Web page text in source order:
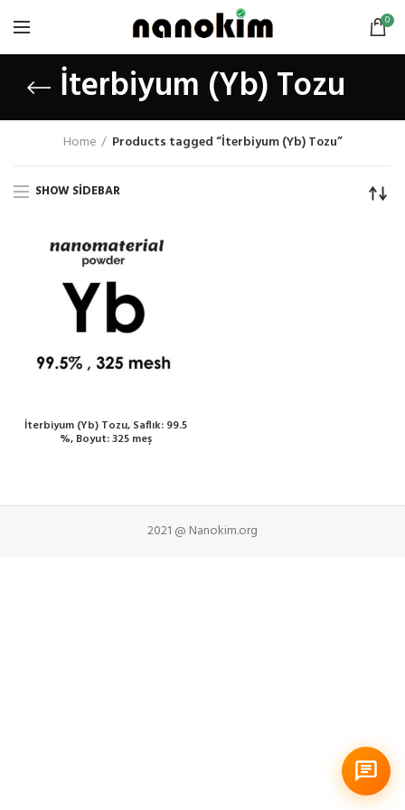
0
İterbiyum (Yb) Tozu
Home Products tagged “İterbiyum (Yb) Tozu”
SHOW SIDEBAR
İterbiyum (Yb) Tozu, Saflık: 99.5
%, Boyut: 325 meş
2021 @ Nanokim.org